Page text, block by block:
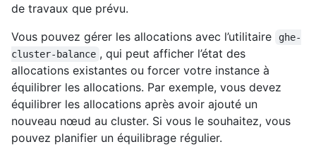
de travaux que prévu.
Vous pouvez gérer les allocations avec l’utilitaire
ghe-
cluster-balance , qui peut afficher l’état des
allocations existantes ou forcer votre instance à
équilibrer les allocations. Par exemple, vous devez
équilibrer les allocations après avoir ajouté un
nouveau nœud au cluster. Si vous le souhaitez, vous
pouvez planifier un équilibrage régulier.